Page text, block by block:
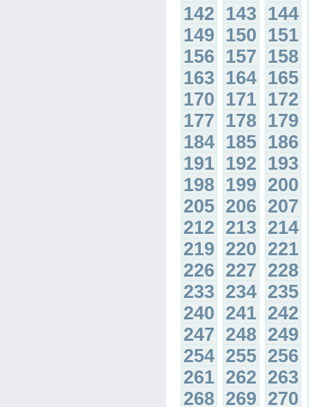
142 143 144
149 150 151
156 157 158
163 164 165
170 171 172
177 178 179
184 185 186
191 192 193
198 199 200
205 206 207
212 213 214
219 220 221
226 227 228
233 234 235
240 241 242
247 248 249
254 255 256
261 262 263
268 269 270